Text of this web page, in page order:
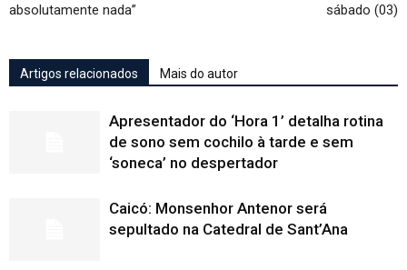
absolutamente nada”
sábado (03)
Artigos relacionados Mais do autor
Apresentador do ‘Hora 1’ detalha rotina
de sono sem cochilo à tarde e sem
‘soneca’ no despertador
Caicó: Monsenhor Antenor será
sepultado na Catedral de Sant’Ana